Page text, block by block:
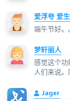
爱浮夸 爱生
端午节好。
梦轩丽人
感觉这个功
人们来说。
Jager